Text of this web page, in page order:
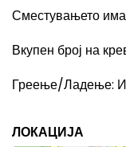
Сместувањето
Вкупен број на
Греење/Ладење:
ЛОКАЦИЈА